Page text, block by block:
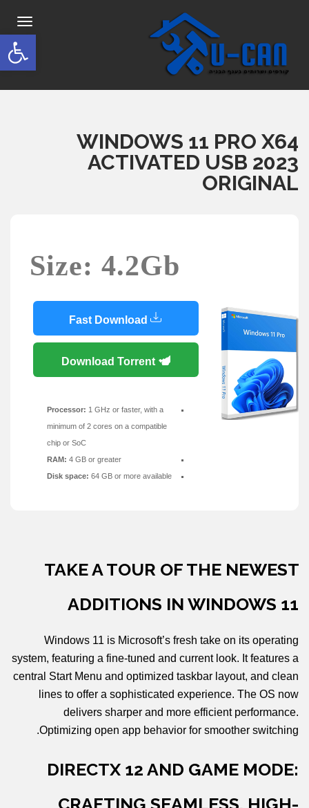
פתח
WINDOWS 11 PRO X64
ACTIVATED USB 2023
ORIGINAL
Size: 4.2Gb
Processor: 1 GHz or faster, with a
minimum of 2 cores on a compatible
chip or SoC
RAM: 4 GB or greater
Disk space: 64 GB or more available
TAKE A TOUR OF THE NEWEST
ADDITIONS IN WINDOWS 11
Windows 11 is Microsoft’s fresh take on its operating
system, featuring a fine-tuned and current look. It features a
central Start Menu and optimized taskbar layout, and clean
lines to offer a sophisticated experience. The OS now
delivers sharper and more efficient performance.
Optimizing open app behavior for smoother switching.
DIRECTX 12 AND GAME MODE:
CRAFTING SEAMLESS, HIGH-